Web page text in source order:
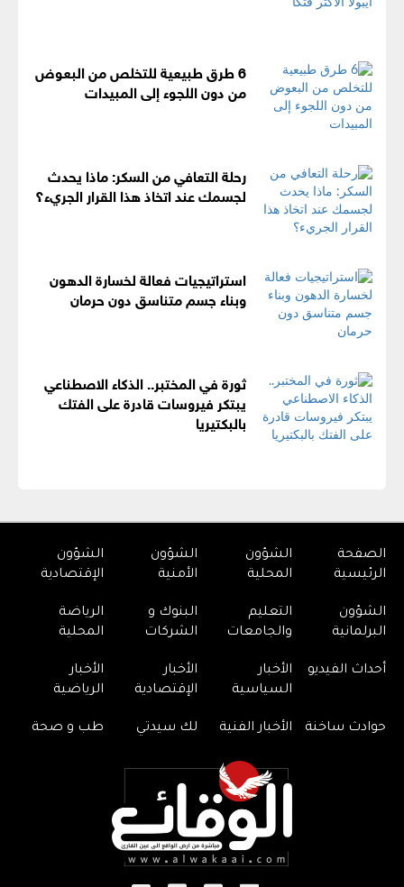
6 طرق طبيعية للتخلص من البعوض
من دون اللجوء إلى المبيدات
رحلة التعافي من السكر: ماذا يحدث
لجسمك عند اتخاذ هذا القرار الجريء؟
استراتيجيات فعالة لخسارة الدهون
وبناء جسم متناسق دون حرمان
ثورة في المختبر.. الذكاء الاصطناعي
يبتكر فيروسات قادرة على الفتك
بالبكتيريا
الصفحة
الرئيسية
الشؤون
المحلية
الشؤون
الأمنية
الشؤون
الإقتصادية
الشؤون
البرلمانية
التعليم
والجامعات
البنوك و
الشركات
الرياضة
المحلية
أحداث الفيديو
الأخبار
السياسية
الأخبار
الإقتصادية
الأخبار
الرياضية
حوادث ساخنة الأخبار الفنية لك سيدتي طب و صحة